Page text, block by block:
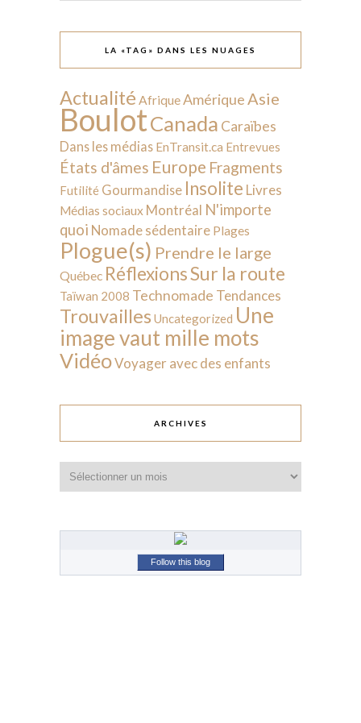
LA «TAG» DANS LES NUAGES
Actualité AfriqueAmériqueAsie
BoulotCanada Caraïbes
Dans les médias EnTransit.ca Entrevues
États d'âmes Europe Fragments
Futilité Gourmandise Insolite Livres
Médias sociaux Montréal N'importe
quoi Nomade sédentaire Plages
Plogue(s) Prendre le large
Québec RéflexionsSur la route
Taïwan 2008 Technomade Tendances
Trouvailles Uncategorized Une
image vaut mille mots
VidéoVoyager avec des enfants
ARCHIVES
Follow this blog